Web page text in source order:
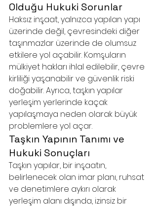
Olduğu Hukuki Sorunlar
Haksız inşaat, yalnızca yapılan yapı
üzerinde değil, çevresindeki diğer
taşınmazlar üzerinde de olumsuz
etkilere yol açabilir. Komşuların
mülkiyet hakları ihlal edilebilir, çevre
kirliliği yaşanabilir ve güvenlik riski
doğabilir. Ayrıca, taşkın yapılar
yerleşim yerlerinde kaçak
yapılaşmaya neden olarak büyük
problemlere yol açar.
Taşkın Yapının Tanımı ve
Hukuki Sonuçları
Taşkın yapılar, bir inşaatın,
belirlenecek olan imar planı, ruhsat
ve denetimlere aykırı olarak
yerleşim alanı dışında, izinsiz bir